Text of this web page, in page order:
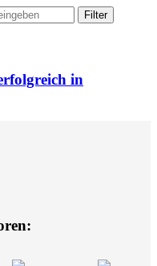
Filter
in